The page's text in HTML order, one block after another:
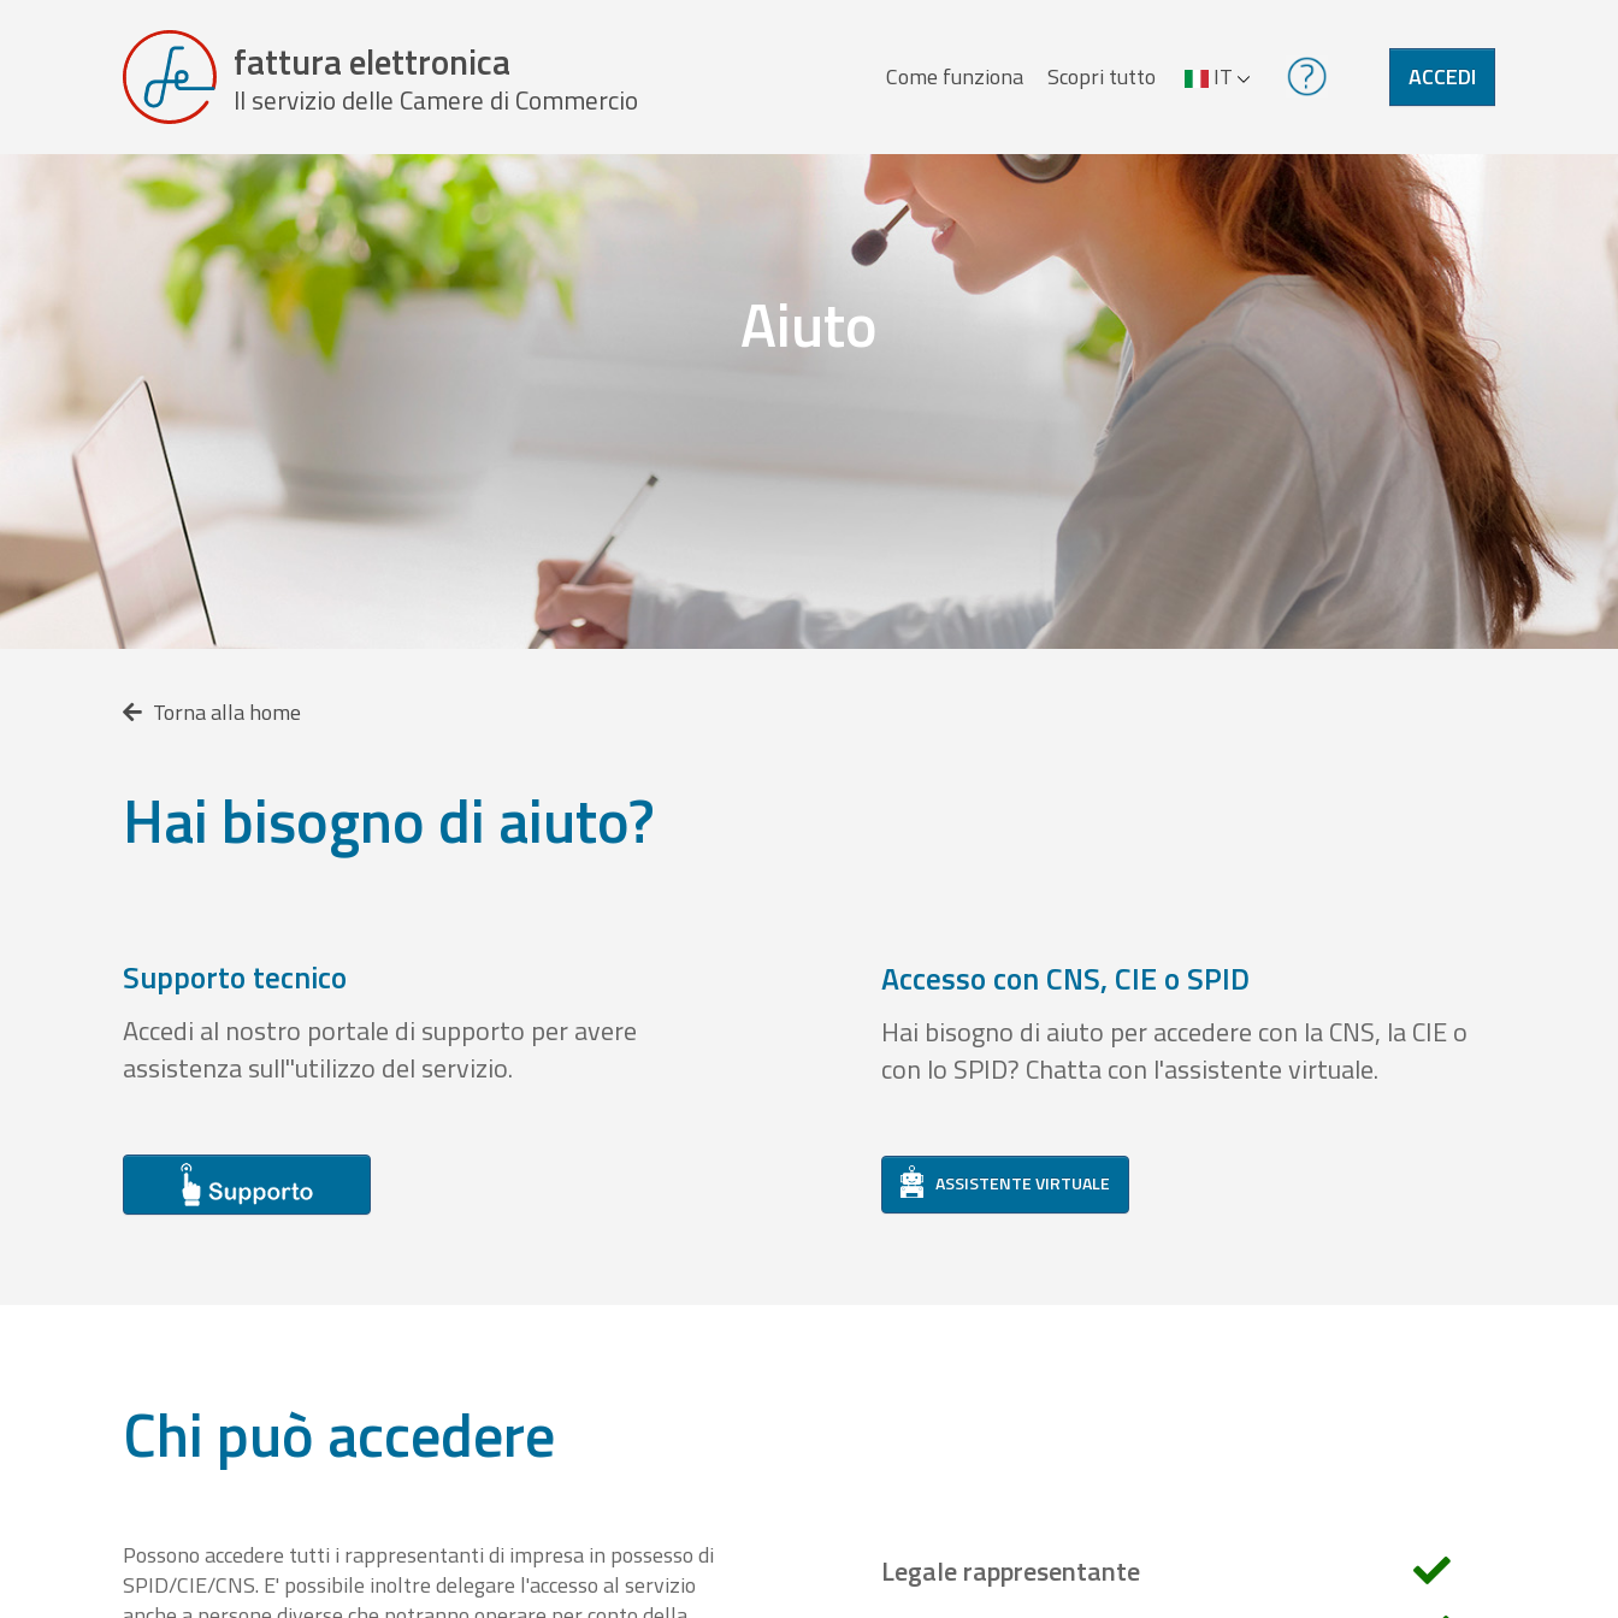
fattura elettronica
Il servizio delle Camere di Commercio Menu
Come funziona Scopri tutto IT ACCEDI
Aiuto
Torna alla home
Hai bisogno di aiuto?
Supporto tecnico
Accedi al nostro portale di supporto per avere
assistenza sull''utilizzo del servizio.
Accesso con CNS, CIE o SPID
Hai bisogno di aiuto per accedere con la CNS, la CIE o
con lo SPID? Chatta con l'assistente virtuale.
ASSISTENTE VIRTUALE
Chi può accedere
Possono accedere tutti i rappresentanti di impresa in possesso di
SPID/CIE/CNS. E' possibile inoltre delegare l'accesso al servizio
Legale rappresentante